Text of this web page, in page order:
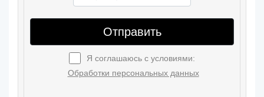
Отправить
Я соглашаюсь с условиями:
Обработки персональных данных